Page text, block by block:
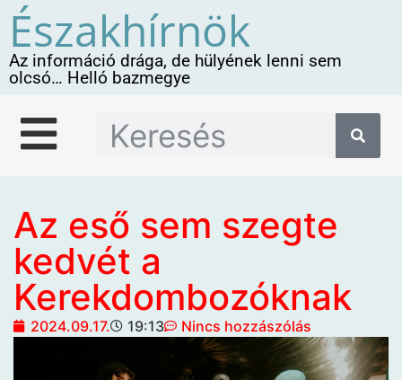
Északhírnök
Az információ drága, de hülyének lenni sem
olcsó… Helló bazmegye
Az eső sem szegte
kedvét a
Kerekdombozóknak
2024.09.17. 19:13 Nincs hozzászólás